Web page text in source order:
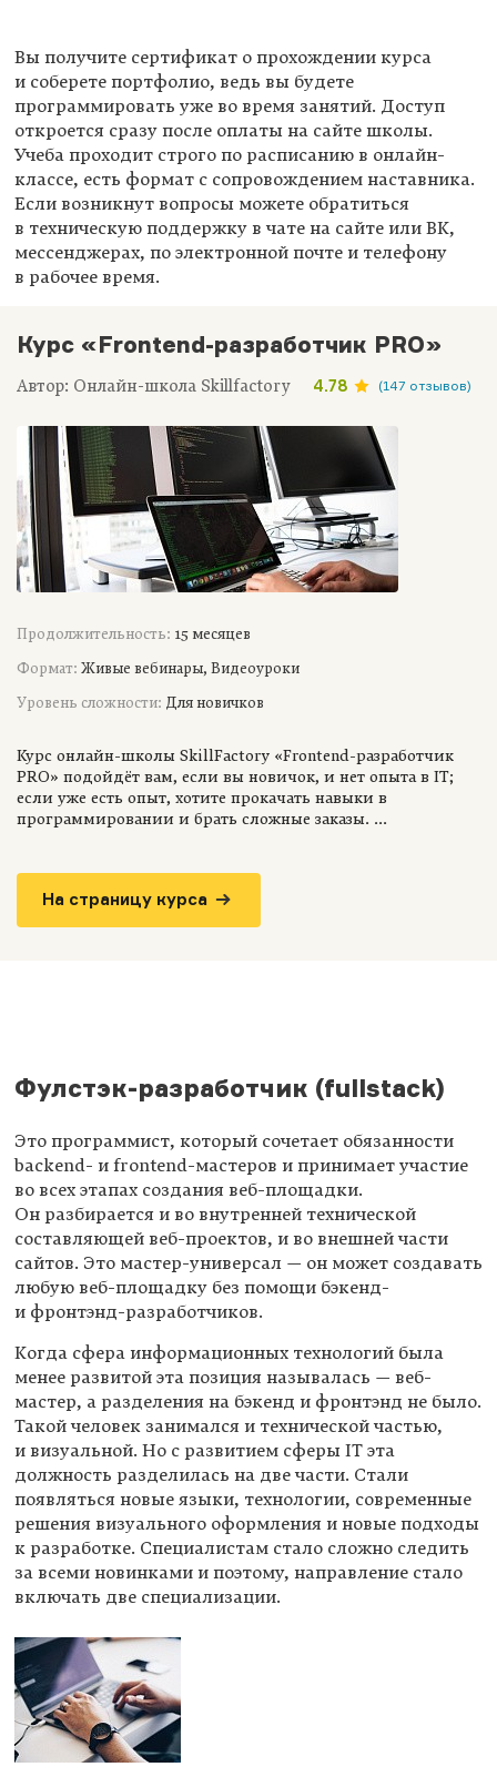
Вы получите сертификат о прохождении курса
и соберете портфолио, ведь вы будете
программировать уже во время занятий. Доступ
откроется сразу после оплаты на сайте школы.
Учеба проходит строго по расписанию в онлайн-
классе, есть формат с сопровождением наставника.
Если возникнут вопросы можете обратиться
в техническую поддержку в чате на сайте или ВК,
мессенджерах, по электронной почте и телефону
в рабочее время.
Курс «Frontend-разработчик PRO»
Автор: Онлайн-школа Skillfactory 4.78 (147 отзывов)
Продолжительность: 15 месяцев
Формат: Живые вебинары, Видеоуроки
Уровень сложности: Для новичков
Курс онлайн-школы SkillFactory «Frontend-разработчик
PRO» подойдёт вам, если вы новичок, и нет опыта в IT;
если уже есть опыт, хотите прокачать навыки в
программировании и брать сложные заказы. ...
На страницу курса
Фулстэк-разработчик (fullstack)
Это программист, который сочетает обязанности
backend- и frontend-мастеров и принимает участие
во всех этапах создания веб-площадки.
Он разбирается и во внутренней технической
составляющей веб-проектов, и во внешней части
сайтов. Это мастер-универсал — он может создавать
любую веб-площадку без помощи бэкенд-
и фронтэнд-разработчиков.
Когда сфера информационных технологий была
менее развитой эта позиция называлась — веб-
мастер, а разделения на бэкенд и фронтэнд не было.
Такой человек занимался и технической частью,
и визуальной. Но с развитием сферы IT эта
должность разделилась на две части. Стали
появляться новые языки, технологии, современные
решения визуального оформления и новые подходы
к разработке. Специалистам стало сложно следить
за всеми новинками и поэтому, направление стало
включать две специализации.